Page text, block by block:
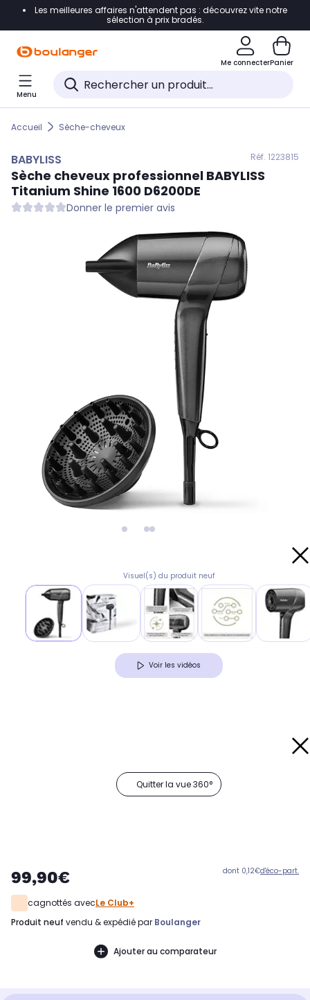
Accéder directement à la navigation
Accéder directement au pied de page
Accéder directement au chatbot
Les meilleures affaires n'attendent pas : découvrez vite notre
sélection à prix bradés.
Me connecterPanier
Menu
Accueil Sèche-cheveux
BABYLISS Réf. 1223815
Sèche cheveux professionnel BABYLISS
Titanium Shine 1600 D6200DE
Donner le premier avis
Visuel(s) du produit neuf
Voir les vidéos
Quitter la vue 360°
99,90€ dont 0,12€d'éco-part.
cagnottés avecLe Club+
produit neuf vendu & expédié par Boulanger
Ajouter au comparateur